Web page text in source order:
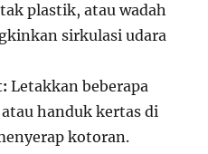
plastik, atau wadah
sirkulasi udara
Letakkan beberapa
handuk kertas di
kotoran.